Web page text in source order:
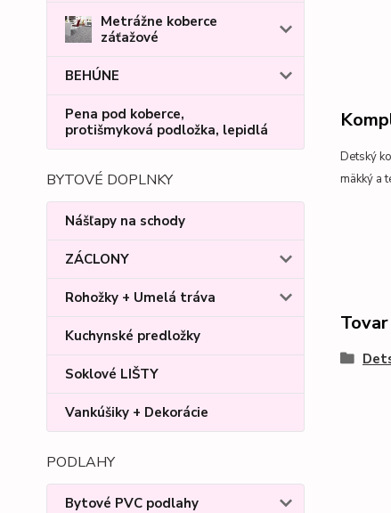
Metrážne koberce
záťažové
BEHÚNE
Pena pod koberce,
protišmyková podložka, lepidlá
BYTOVÉ DOPLNKY
Nášľapy na schody
ZÁCLONY
Rohožky + Umelá tráva
Kuchynské predložky
Soklové LIŠTY
Vankúšiky + Dekorácie
PODLAHY
Bytové PVC podlahy
Detský
mäkký a